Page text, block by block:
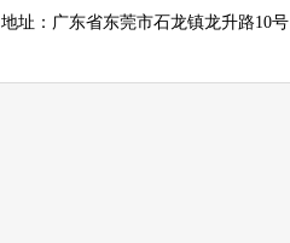
地址：广东省东莞市石龙镇龙升路10号